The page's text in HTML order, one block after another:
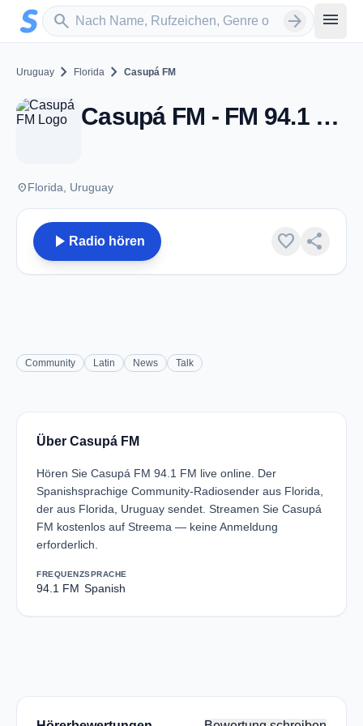
Zum Hauptinhalt springen
search
Sender suchen arrow_forward menu
Uruguay chevron_right Florida chevron_right Casupá FM
Casupá FM - FM 94.1 - Florida
placeFlorida, Uruguay
play_arrow Radio hören favorite share
Community Latin News Talk
Über Casupá FM
Hören Sie Casupá FM 94.1 FM live online. Der
Spanishsprachige Community-Radiosender aus Florida,
der aus Florida, Uruguay sendet. Streamen Sie Casupá
FM kostenlos auf Streema — keine Anmeldung
erforderlich.
FREQUENZ
94.1 FM
SPRACHE
Spanish